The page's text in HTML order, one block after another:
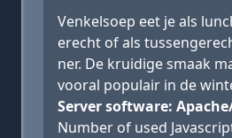
Venkelsoep eet je als
erecht of als
ner. De kruidige smaak
vooral populair in de
Server software:
Number of used